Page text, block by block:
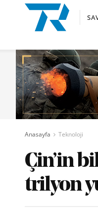
Anasayfa Teknoloji
Çin’in
trilyon